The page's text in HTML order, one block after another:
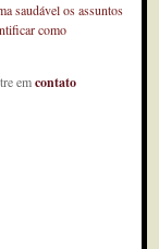
saudável os assuntos
como
emcontato